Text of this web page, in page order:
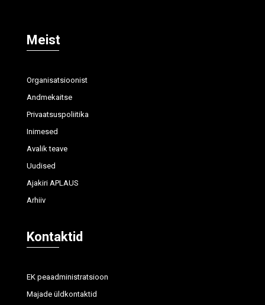
Meist
Organisatsioonist
Andmekaitse
Privaatsuspoliitika
Inimesed
Avalik teave
Uudised
Ajakiri APLAUS
Arhiiv
Kontaktid
EK peaadministratsioon
Majade üldkontaktid